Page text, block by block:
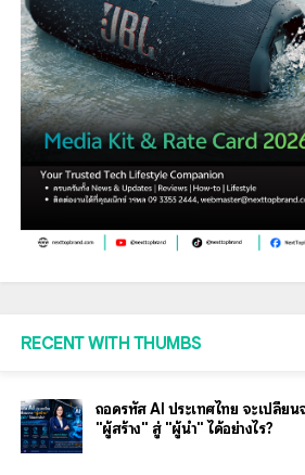
RECENT WITH THUMBS
ถอดรหัส AI ประเทศไทย จะเปลี่ยน
"ผู้สร้าง" สู่ "ผู้นำ" ได้อย่างไร?